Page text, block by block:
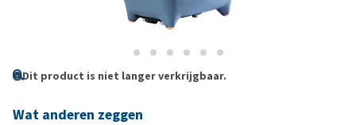
Dit product is niet langer verkrijgbaar.
Wat anderen zeggen